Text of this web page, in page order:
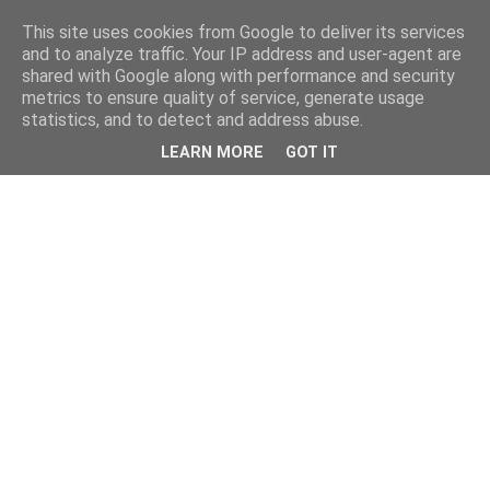
This site uses cookies from Google to deliver its services
and to analyze traffic. Your IP address and user-agent are
shared with Google along with performance and security
metrics to ensure quality of service, generate usage
statistics, and to detect and address abuse.
LEARN MORE GOT IT